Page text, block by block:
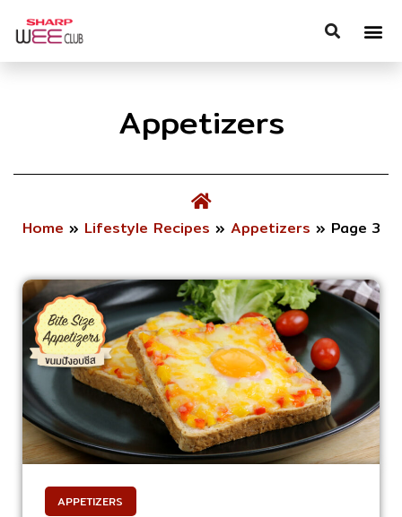
Appetizers
Home » Lifestyle Recipes » Appetizers » Page 3
APPETIZERS